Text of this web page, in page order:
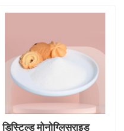
डिस्टिल्ड मोनोग्लिसराइड